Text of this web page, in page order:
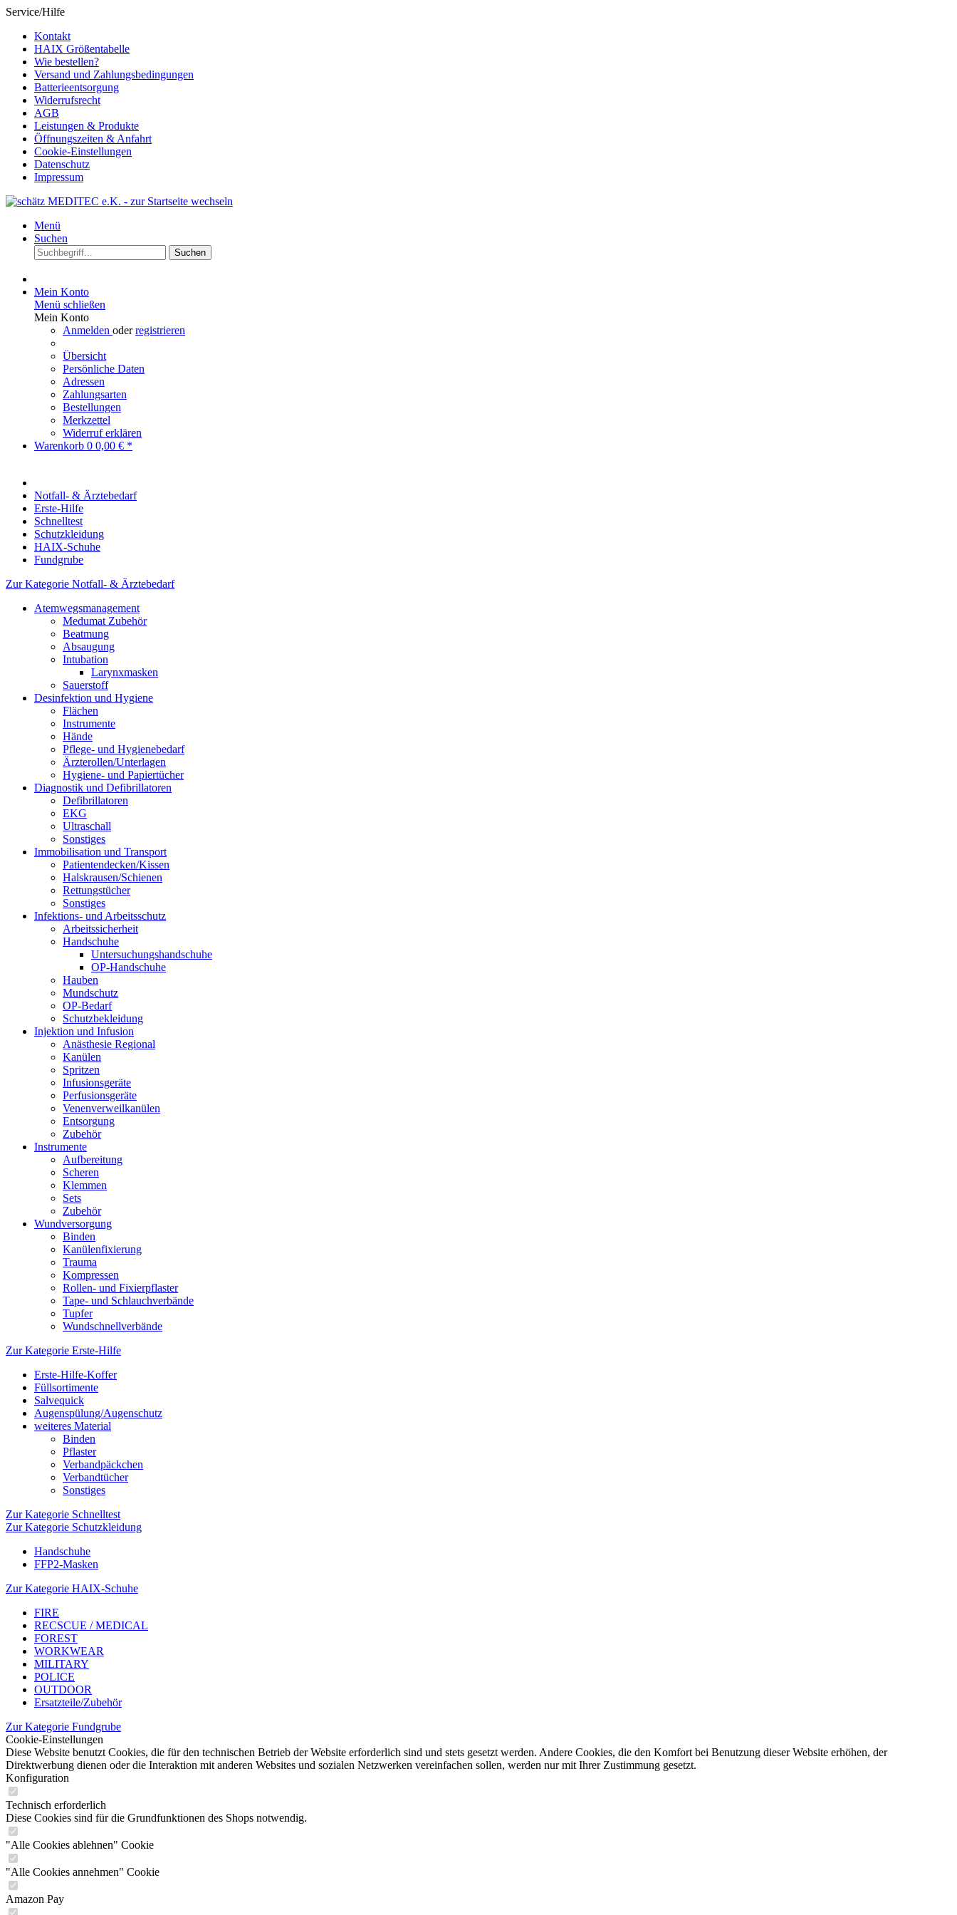
Service/Hilfe
Kontakt
HAIX Größentabelle
Wie bestellen?
Versand und Zahlungsbedingungen
Batterieentsorgung
Widerrufsrecht
AGB
Leistungen & Produkte
Öffnungszeiten & Anfahrt
Cookie-Einstellungen
Datenschutz
Impressum
Menü
Suchen
Suchen
Mein Konto
Menü schließen
Mein Konto
Anmelden oderregistrieren
Übersicht
Persönliche Daten
Adressen
Zahlungsarten
Bestellungen
Merkzettel
Widerruf erklären
Warenkorb 0 0,00 € *
Notfall- & Ärztebedarf
Erste-Hilfe
Schnelltest
Schutzkleidung
HAIX-Schuhe
Fundgrube
Zur Kategorie Notfall- & Ärztebedarf
Atemwegsmanagement
Medumat Zubehör
Beatmung
Absaugung
Intubation
Larynxmasken
Sauerstoff
Desinfektion und Hygiene
Flächen
Instrumente
Hände
Pflege- und Hygienebedarf
Ärzterollen/Unterlagen
Hygiene- und Papiertücher
Diagnostik und Defibrillatoren
Defibrillatoren
EKG
Ultraschall
Sonstiges
Immobilisation und Transport
Patientendecken/Kissen
Halskrausen/Schienen
Rettungstücher
Sonstiges
Infektions- und Arbeitsschutz
Arbeitssicherheit
Handschuhe
Untersuchungshandschuhe
OP-Handschuhe
Hauben
Mundschutz
OP-Bedarf
Schutzbekleidung
Injektion und Infusion
Anästhesie Regional
Kanülen
Spritzen
Infusionsgeräte
Perfusionsgeräte
Venenverweilkanülen
Entsorgung
Zubehör
Instrumente
Aufbereitung
Scheren
Klemmen
Sets
Zubehör
Wundversorgung
Binden
Kanülenfixierung
Trauma
Kompressen
Rollen- und Fixierpflaster
Tape- und Schlauchverbände
Tupfer
Wundschnellverbände
Zur Kategorie Erste-Hilfe
Erste-Hilfe-Koffer
Füllsortimente
Salvequick
Augenspülung/Augenschutz
weiteres Material
Binden
Pflaster
Verbandpäckchen
Verbandtücher
Sonstiges
Zur Kategorie Schnelltest
Zur Kategorie Schutzkleidung
Handschuhe
FFP2-Masken
Zur Kategorie HAIX-Schuhe
FIRE
RECSCUE / MEDICAL
FOREST
WORKWEAR
MILITARY
POLICE
OUTDOOR
Ersatzteile/Zubehör
Zur Kategorie Fundgrube
Cookie-Einstellungen
Diese Website benutzt Cookies, die für den technischen Betrieb der Website erforderlich sind und stets gesetzt werden. Andere Cookies, die den Komfort bei Benutzung dieser Website erhöhen, der
Direktwerbung dienen oder die Interaktion mit anderen Websites und sozialen Netzwerken vereinfachen sollen, werden nur mit Ihrer Zustimmung gesetzt.
Konfiguration
Technisch erforderlich
Diese Cookies sind für die Grundfunktionen des Shops notwendig.
"Alle Cookies ablehnen" Cookie
"Alle Cookies annehmen" Cookie
Amazon Pay